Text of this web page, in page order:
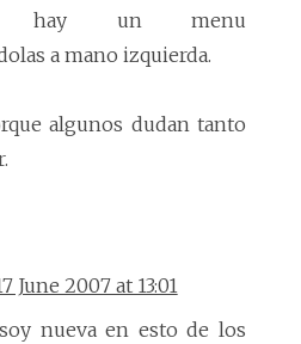
hay un menu
a mano izquierda.
algunos dudan tanto
June 2007 at 13:01
nueva en esto de los